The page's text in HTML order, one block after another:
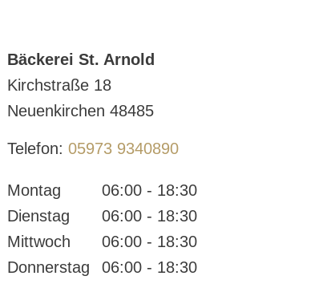
Bäckerei St. Arnold
Kirchstraße 18
Neuenkirchen 48485
Telefon: 05973 9340890
Montag
06:00 - 18:30
Dienstag
06:00 - 18:30
Mittwoch
06:00 - 18:30
Donnerstag
06:00 - 18:30